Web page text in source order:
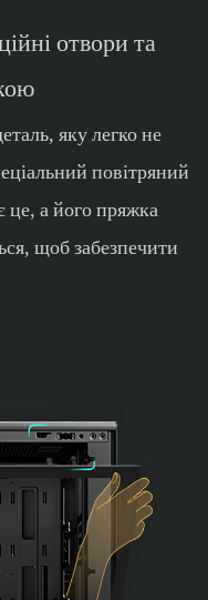
отвори та
яку легко не
повітряний
це, а його пряжка
щоб забезпечити